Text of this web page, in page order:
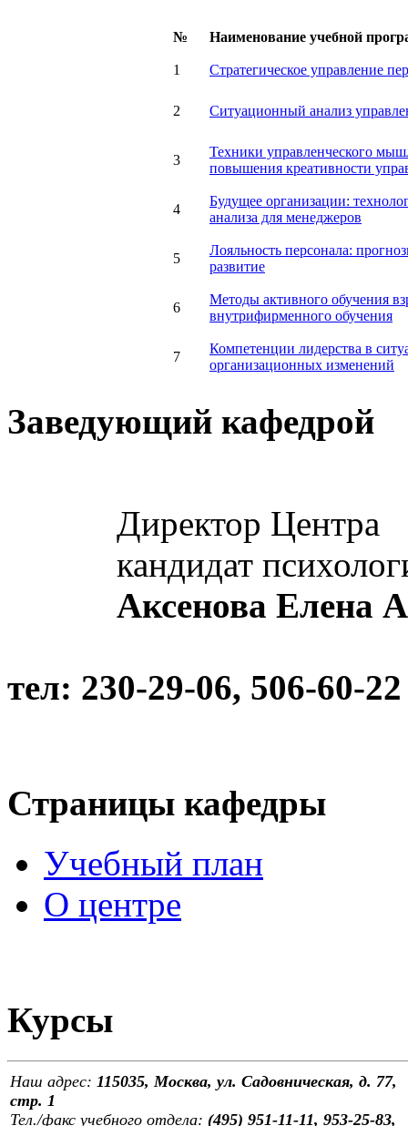
№ Наименование учебной
1 Стратегическое управление
2 Ситуационный анализ
3
Техники управленческого
повышения креативности
4
Будущее организации:
анализа для менеджеров
5
Лояльность персонала:
развитие
6
Методы активного обучения
внутрифирменного обучения
7
Компетенции лидерства в
организационных изменений
Заведующий кафедрой
Директор Центра
кандидат
Аксенова Елена
тел: 230-29-06, 506-60-22
Страницы кафедры
Учебный план
О центре
Курсы
Наш адрес: 115035, Москва, ул. Садовническая, д. 77,
стр. 1
Тел./факс учебного отдела: (495) 951-11-11, 953-25-83,